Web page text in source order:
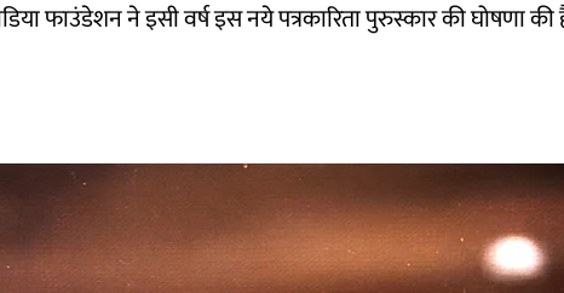
फाउंडेशन ने इसी वर्ष इस नये पत्रकारिता पुरुस्कार की घोषणा की